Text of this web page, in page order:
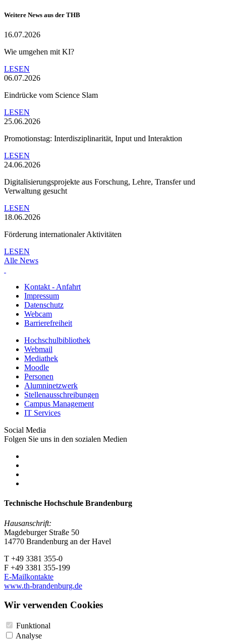
Weitere News aus der THB
16.07.2026
Wie umgehen mit KI?
LESEN
06.07.2026
Eindrücke vom Science Slam
LESEN
25.06.2026
Promotionstag: Interdisziplinarität, Input und Interaktion
LESEN
24.06.2026
Digitalisierungsprojekte aus Forschung, Lehre, Transfer und
Verwaltung gesucht
LESEN
18.06.2026
Förderung internationaler Aktivitäten
LESEN
Alle News
Kontakt - Anfahrt
Impressum
Datenschutz
Webcam
Barrierefreiheit
Hochschulbibliothek
Webmail
Mediathek
Moodle
Personen
Alumninetzwerk
Stellenausschreibungen
Campus Management
IT Services
Social Media
Folgen Sie uns in den sozialen Medien
Technische Hochschule Brandenburg
Hausanschrift:
Magdeburger Straße 50
14770 Brandenburg an der Havel
T +49 3381 355-0
F +49 3381 355-199
E-Mailkontakte
www.th-brandenburg.de
Wir verwenden Cookies
Funktional
Analyse